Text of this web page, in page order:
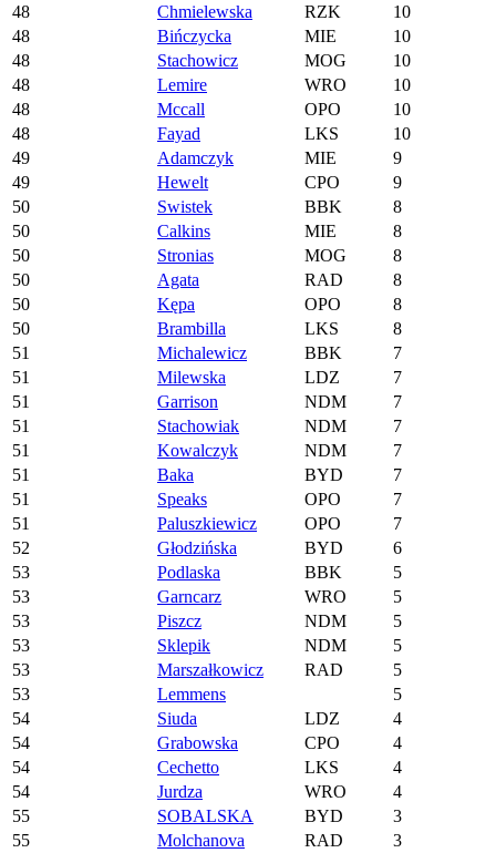
48
Chmielewska RZK
10
48
Bińczycka MIE
10
48
Stachowicz MOG
10
48
Lemire WRO
10
48
Mccall OPO
10
48
Fayad LKS
10
49
Adamczyk MIE
9
49
Hewelt CPO
9
50
Swistek BBK
8
50
Calkins MIE
8
50
Stronias MOG
8
50
Agata RAD
8
50
Kępa OPO
8
50
Brambilla LKS
8
51
Michalewicz BBK
7
51
Milewska LDZ
7
51
Garrison NDM
7
51
Stachowiak NDM
7
51
Kowalczyk NDM
7
51
Baka BYD
7
51
Speaks OPO
7
51
Paluszkiewicz OPO
7
52
Głodzińska BYD
6
53
Podlaska BBK
5
53
Garncarz WRO
5
53
Piszcz NDM
5
53
Sklepik NDM
5
53
Marszałkowicz RAD
5
53
Lemmens
5
54
Siuda LDZ
4
54
Grabowska CPO
4
54
Cechetto LKS
4
54
Jurdza WRO
4
55
SOBALSKA BYD
3
55
Molchanova RAD
3